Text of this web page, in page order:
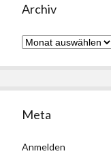
Archiv
Archiv
Meta
Anmelden